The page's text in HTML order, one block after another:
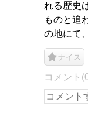
れる歴史
ものと追
の地にて
ナイス
コメント